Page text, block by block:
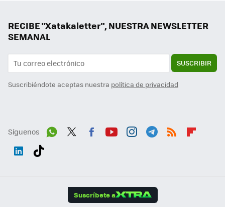
RECIBE "Xatakaletter", NUESTRA NEWSLETTER
SEMANAL
SUSCRIBIR
Suscribiéndote aceptas nuestra política de privacidad
Síguenos
Suscríbete a